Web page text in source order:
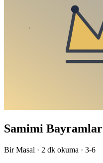
Samimi Bayramlar
Bir Masal · 2 dk okuma · 3-6